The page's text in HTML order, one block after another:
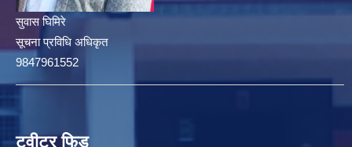
सुवास घिमिरे
सूचना प्रविधि अधिकृत
9847961552
ट्वीटर फिड